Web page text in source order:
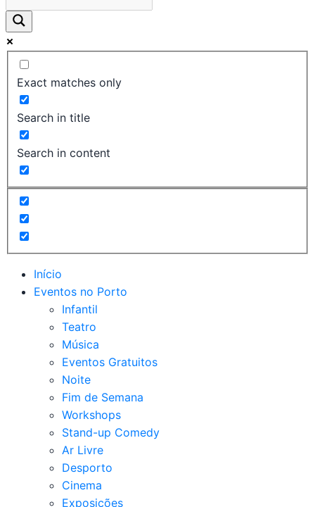
Exact matches only
Search in title
Search in content
Início
Eventos no Porto
Infantil
Teatro
Música
Eventos Gratuitos
Noite
Fim de Semana
Workshops
Stand-up Comedy
Ar Livre
Desporto
Cinema
Exposições